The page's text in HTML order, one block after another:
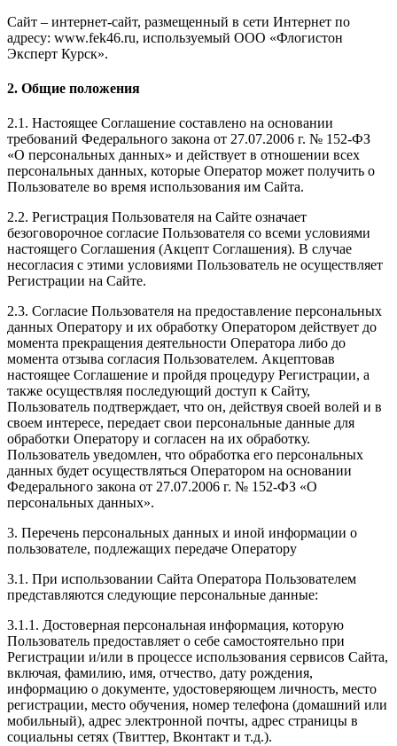
Сайт – интернет-сайт, размещенный в сети Интернет по
адресу: www.fek46.ru, используемый ООО «Флогистон
Эксперт Курск».
2. Общие положения
2.1. Настоящее Соглашение составлено на основании
требований Федерального закона от 27.07.2006 г. № 152-ФЗ
«О персональных данных» и действует в отношении всех
персональных данных, которые Оператор может получить о
Пользователе во время использования им Сайта.
2.2. Регистрация Пользователя на Сайте означает
безоговорочное согласие Пользователя со всеми условиями
настоящего Соглашения (Акцепт Соглашения). В случае
несогласия с этими условиями Пользователь не осуществляет
Регистрации на Сайте.
2.3. Согласие Пользователя на предоставление персональных
данных Оператору и их обработку Оператором действует до
момента прекращения деятельности Оператора либо до
момента отзыва согласия Пользователем. Акцептовав
настоящее Соглашение и пройдя процедуру Регистрации, а
также осуществляя последующий доступ к Сайту,
Пользователь подтверждает, что он, действуя своей волей и в
своем интересе, передает свои персональные данные для
обработки Оператору и согласен на их обработку.
Пользователь уведомлен, что обработка его персональных
данных будет осуществляться Оператором на основании
Федерального закона от 27.07.2006 г. № 152-ФЗ «О
персональных данных».
3. Перечень персональных данных и иной информации о
пользователе, подлежащих передаче Оператору
3.1. При использовании Сайта Оператора Пользователем
представляются следующие персональные данные:
3.1.1. Достоверная персональная информация, которую
Пользователь предоставляет о себе самостоятельно при
Регистрации и/или в процессе использования сервисов Сайта,
включая, фамилию, имя, отчество, дату рождения,
информацию о документе, удостоверяющем личность, место
регистрации, место обучения, номер телефона (домашний или
мобильный), адрес электронной почты, адрес страницы в
социальны сетях (Твиттер, Вконтакт и т.д.).